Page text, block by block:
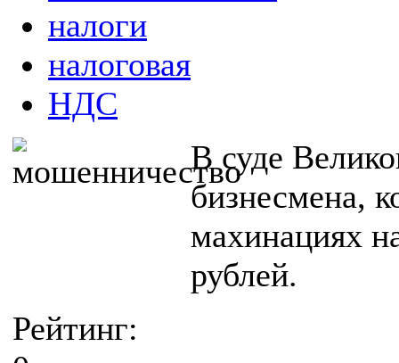
налоги
налоговая
НДС
В суде
бизнесмена,
махинациях
рублей.
Рейтинг: